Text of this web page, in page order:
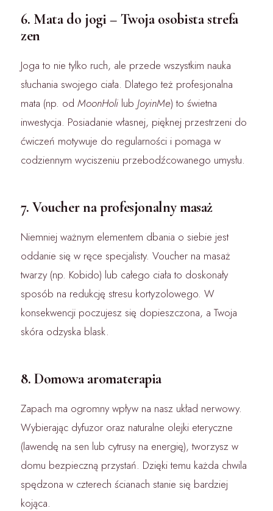
6. Mata do jogi – Twoja osobista strefa
zen
Joga to nie tylko ruch, ale przede wszystkim nauka
słuchania swojego ciała. Dlatego też profesjonalna
mata (np. od MoonHoli lub JoyinMe) to świetna
inwestycja. Posiadanie własnej, pięknej przestrzeni do
ćwiczeń motywuje do regularności i pomaga w
codziennym wyciszeniu przebodźcowanego umysłu.
7. Voucher na profesjonalny masaż
Niemniej ważnym elementem dbania o siebie jest
oddanie się w ręce specjalisty. Voucher na masaż
twarzy (np. Kobido) lub całego ciała to doskonały
sposób na redukcję stresu kortyzolowego. W
konsekwencji poczujesz się dopieszczona, a Twoja
skóra odzyska blask.
8. Domowa aromaterapia
Zapach ma ogromny wpływ na nasz układ nerwowy.
Wybierając dyfuzor oraz naturalne olejki eteryczne
(lawendę na sen lub cytrusy na energię), tworzysz w
domu bezpieczną przystań. Dzięki temu każda chwila
spędzona w czterech ścianach stanie się bardziej
kojąca.